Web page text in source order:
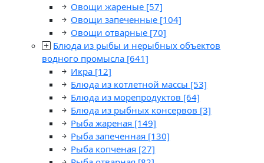
Овощи жареные [57]
Овощи запеченные [104]
Овощи отварные [70]
Блюда из рыбы и нерыбных объектов
водного промысла [641]
Икра [12]
Блюда из котлетной массы [53]
Блюда из морепродуктов [64]
Блюда из рыбных консервов [3]
Рыба жареная [149]
Рыба запеченная [130]
Рыба копченая [27]